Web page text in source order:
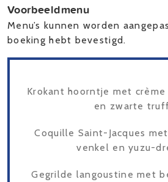
Voorbeeldmenu
Menu’s kunnen worden
boeking hebt bevestigd.
Krokant hoorntje met
en zwarte
Coquille Saint-Jacques
venkel en yuzu-
Gegrilde langoustine met